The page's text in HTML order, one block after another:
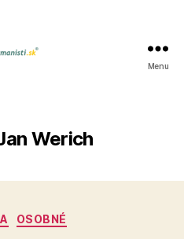
Menu
Werich
Kategórie
OSOBNÉ